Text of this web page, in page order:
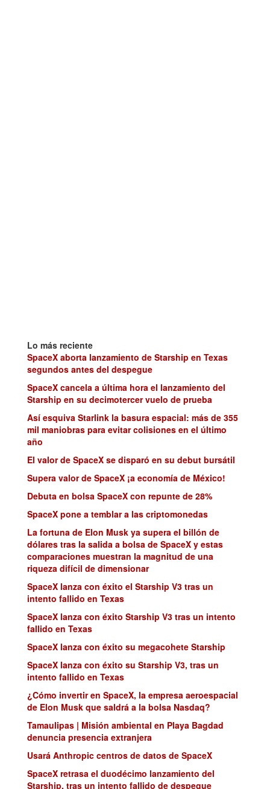
Lo más reciente
SpaceX aborta lanzamiento de Starship en Texas
segundos antes del despegue
SpaceX cancela a última hora el lanzamiento del
Starship en su decimotercer vuelo de prueba
Así esquiva Starlink la basura espacial: más de 355
mil maniobras para evitar colisiones en el último
año
El valor de SpaceX se disparó en su debut bursátil
Supera valor de SpaceX ¡a economía de México!
Debuta en bolsa SpaceX con repunte de 28%
SpaceX pone a temblar a las criptomonedas
La fortuna de Elon Musk ya supera el billón de
dólares tras la salida a bolsa de SpaceX y estas
comparaciones muestran la magnitud de una
riqueza difícil de dimensionar
SpaceX lanza con éxito el Starship V3 tras un
intento fallido en Texas
SpaceX lanza con éxito Starship V3 tras un intento
fallido en Texas
SpaceX lanza con éxito su megacohete Starship
SpaceX lanza con éxito su Starship V3, tras un
intento fallido en Texas
¿Cómo invertir en SpaceX, la empresa aeroespacial
de Elon Musk que saldrá a la bolsa Nasdaq?
Tamaulipas | Misión ambiental en Playa Bagdad
denuncia presencia extranjera
Usará Anthropic centros de datos de SpaceX
SpaceX retrasa el duodécimo lanzamiento del
Starship, tras un intento fallido de despegue